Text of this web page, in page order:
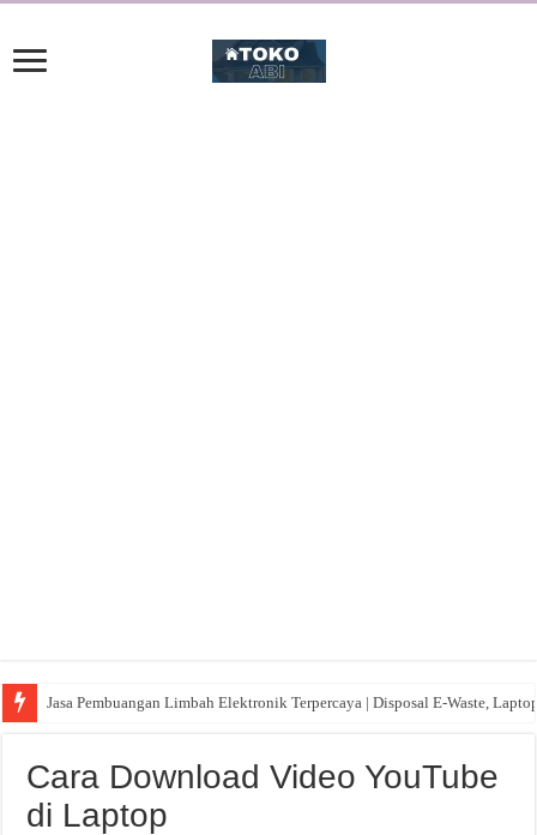
Jasa Pembuangan Limbah Elektronik Terpercaya | Disposal E-Waste,
Cara Download Video YouTube
di Laptop